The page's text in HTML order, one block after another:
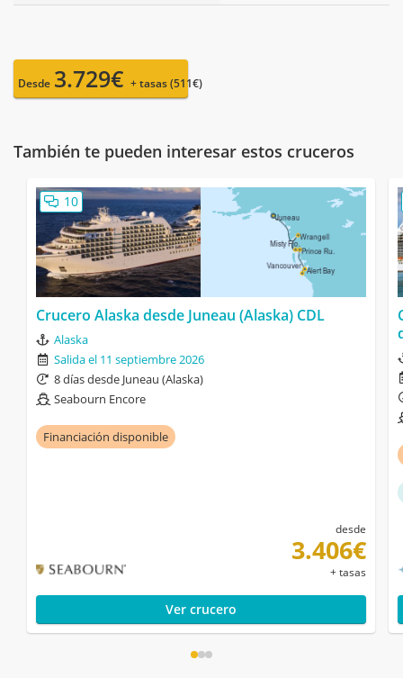
Desde 3.729€ + tasas (511€)
También te pueden interesar estos cruceros
10
Crucero Alaska desde Juneau (Alaska) CDL
Alaska
Salida el 11 septiembre 2026
8 días desde Juneau (Alaska)
Seabourn Encore
Financiación disponible
desde
3.406€
+ tasas
Ver crucero